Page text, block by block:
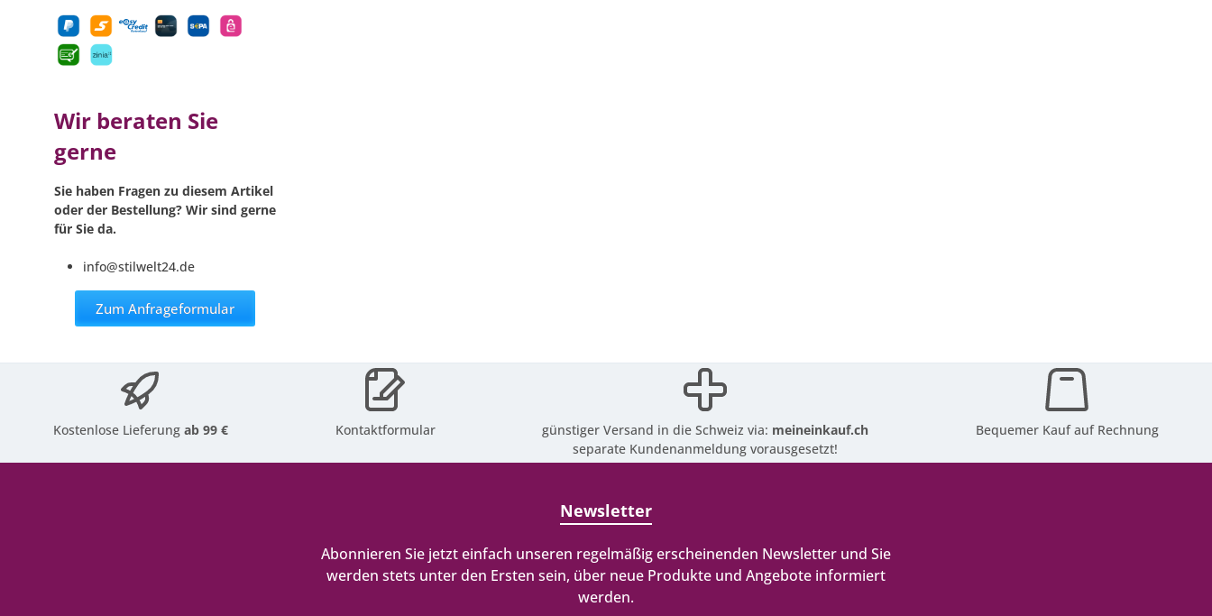
Wir beraten Sie
gerne
Sie haben Fragen zu diesem Artikel
oder der Bestellung? Wir sind gerne
für Sie da.
info@stilwelt24.de
Zum Anfrageformular
Kostenlose Lieferungab 99 € Kontaktformular günstiger Versand in die Schweiz via: meineinkauf.ch
separate Kundenanmeldung vorausgesetzt!
Bequemer Kauf auf Rechnung
Newsletter
Abonnieren Sie jetzt einfach unseren regelmäßig erscheinenden Newsletter und Sie
werden stets unter den Ersten sein, über neue Produkte und Angebote informiert
werden.